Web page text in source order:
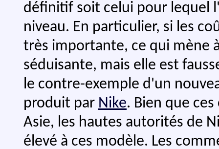
définitif soit celui pour lequel
niveau. En particulier, si les
très importante, ce qui mène
séduisante, mais elle est
le contre-exemple d'un
produit par Nike. Bien que
Asie, les hautes autorités de
élevé à ces modèle. Les